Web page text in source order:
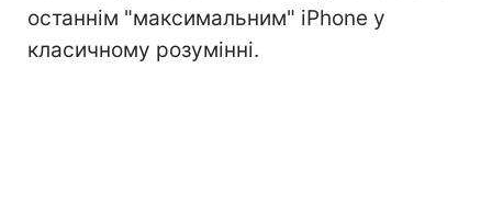
останнім "максимальним" iPhone у
класичному розумінні.